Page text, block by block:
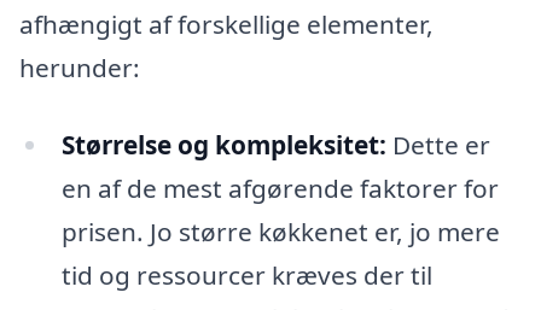
afhængigt af forskellige elementer,
herunder:
Størrelse og kompleksitet: Dette er
en af de mest afgørende faktorer for
prisen. Jo større køkkenet er, jo mere
tid og ressourcer kræves der til